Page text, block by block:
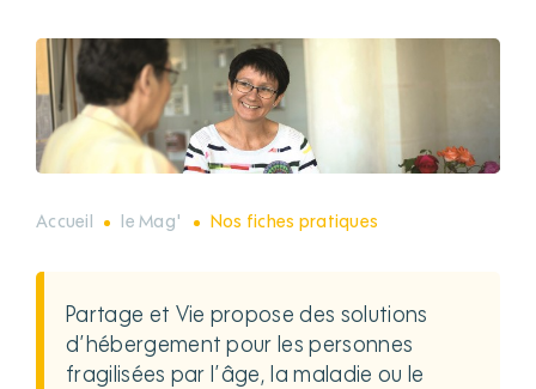
Accueil le Mag' Nos fiches pratiques
Partage et Vie propose des solutions
d’hébergement pour les personnes
fragilisées par l’âge, la maladie ou le